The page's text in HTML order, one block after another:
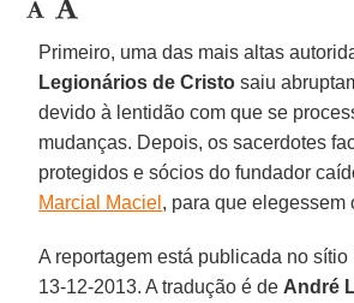
Primeiro, uma das mais altas
Legionários de Cristo saiu
devido à lentidão com que se
mudanças. Depois, os sacerdotes
protegidos e sócios do fundador
Marcial Maciel , para que elegessem
A reportagem está publicada no sítio
13-12-2013. A tradução é de André